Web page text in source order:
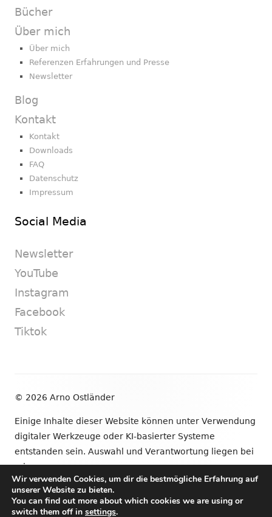
Bücher
Über mich
Über mich
Referenzen Erfahrungen und Presse
Newsletter
Blog
Kontakt
Kontakt
Downloads
FAQ
Datenschutz
Impressum
Social Media
Newsletter
YouTube
Instagram
Facebook
Tiktok
© 2026 Arno Ostländer
Einige Inhalte dieser Website können unter Verwendung
digitaler Werkzeuge oder KI-basierter Systeme
entstanden sein. Auswahl und Verantwortung liegen bei
mir.
•VerwendetTiny Framework
Wir verwenden Cookies, um dir die bestmögliche Erfahrung auf
unserer Website zu bieten.
You can find out more about which cookies we are using or
switch them off in settings.